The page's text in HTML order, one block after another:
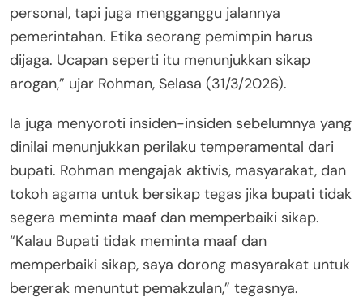
personal, tapi juga mengganggu jalannya
pemerintahan. Etika seorang pemimpin harus
dijaga. Ucapan seperti itu menunjukkan sikap
arogan,” ujar Rohman, Selasa (31/3/2026).
Ia juga menyoroti insiden-insiden sebelumnya yang
dinilai menunjukkan perilaku temperamental dari
bupati. Rohman mengajak aktivis, masyarakat, dan
tokoh agama untuk bersikap tegas jika bupati tidak
segera meminta maaf dan memperbaiki sikap.
“Kalau Bupati tidak meminta maaf dan
memperbaiki sikap, saya dorong masyarakat untuk
bergerak menuntut pemakzulan,” tegasnya.